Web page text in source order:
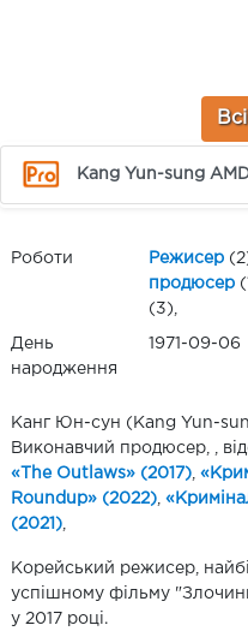
Kang Yun-sung
Роботи Режисер
продюсер
(3),
День
народження
1971-09-06
Канг Юн-сун (Kang Yun-
Виконавчий продюсер, ,
«The Outlaws» (2017)
Roundup» (2022)
(2021)
Корейський режисер,
успішному фільму
у 2017 році.